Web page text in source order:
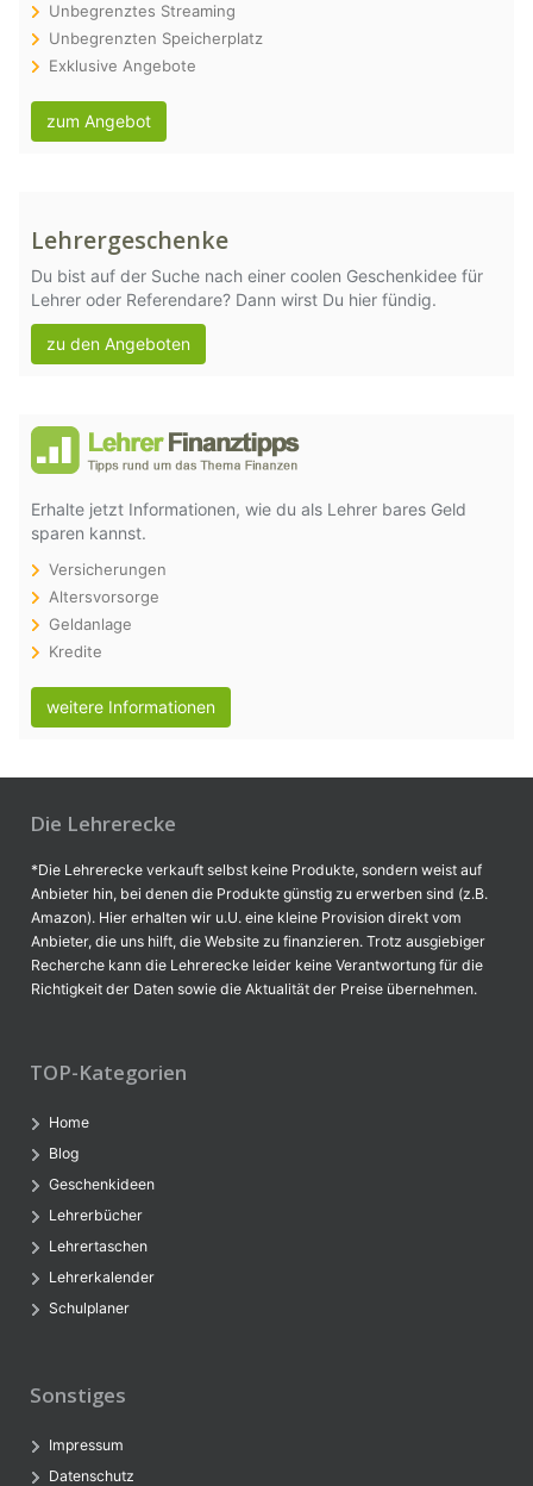
Unbegrenztes Streaming
Unbegrenzten Speicherplatz
Exklusive Angebote
zum Angebot
Lehrergeschenke
Du bist auf der Suche nach einer coolen Geschenkidee für
Lehrer oder Referendare? Dann wirst Du hier fündig.
zu den Angeboten
Erhalte jetzt Informationen, wie du als Lehrer bares Geld
sparen kannst.
Versicherungen
Altersvorsorge
Geldanlage
Kredite
weitere Informationen
Die Lehrerecke
*Die Lehrerecke verkauft selbst keine Produkte, sondern weist auf
Anbieter hin, bei denen die Produkte günstig zu erwerben sind (z.B.
Amazon). Hier erhalten wir u.U. eine kleine Provision direkt vom
Anbieter, die uns hilft, die Website zu finanzieren. Trotz ausgiebiger
Recherche kann die Lehrerecke leider keine Verantwortung für die
Richtigkeit der Daten sowie die Aktualität der Preise übernehmen.
TOP-Kategorien
Home
Blog
Geschenkideen
Lehrerbücher
Lehrertaschen
Lehrerkalender
Schulplaner
Sonstiges
Impressum
Datenschutz